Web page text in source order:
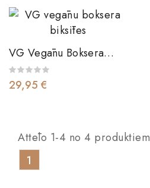
VG Vegānu Boksera
Biksītes
29,95 €
Attēlo 1-4 no 4 produktiem
1